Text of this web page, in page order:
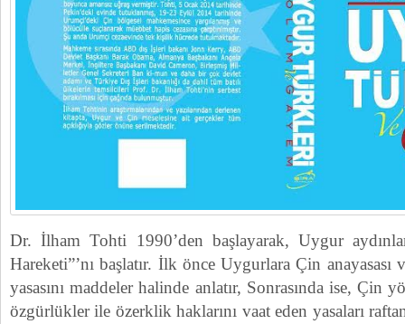
Dr. İlham Tohti 1990’den başlayarak, Uygur
Hareketi”’nı başlatır. İlk önce Uygurlara Çin
yasasını maddeler halinde anlatır, Sonrasında ise, Çin
özgürlükler ile özerklik haklarını vaat eden yasaları